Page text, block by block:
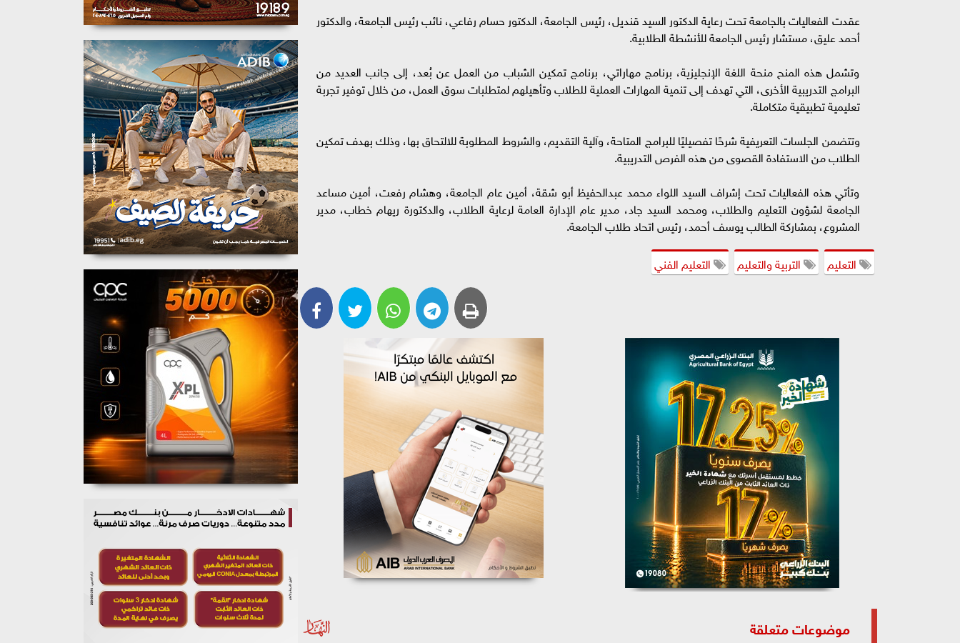
عقدت الفعاليات بالجامعة تحت رعاية الدكتور السيد قنديل، رئيس الجامعة، الدكتور حسام رفاعي، نائب رئيس الجامعة، والدكتور
أحمد عليق، مستشار رئيس الجامعة للأنشطة الطلابية.
وتشمل هذه المنح منحة اللغة الإنجليزية، برنامج مهاراتي، برنامج تمكين الشباب من العمل عن بُعد، إلى جانب العديد من
البرامج التدريبية الأخرى، التي تهدف إلى تنمية المهارات العملية للطلاب وتأهيلهم لمتطلبات سوق العمل، من خلال توفير تجربة
تعليمية تطبيقية متكاملة.
وتتضمن الجلسات التعريفية شرحًا تفصيليًا للبرامج المتاحة، وآلية التقديم، والشروط المطلوبة للالتحاق بها، وذلك بهدف تمكين
الطلاب من الاستفادة القصوى من هذه الفرص التدريبية.
وتأتي هذه الفعاليات تحت إشراف السيد اللواء محمد عبدالحفيظ أبو شقة، أمين عام الجامعة، وهشام رفعت، أمين مساعد
الجامعة لشؤون التعليم والطلاب، ومحمد السيد جاد، مدير عام الإدارة العامة لرعاية الطلاب، والدكتورة ريهام خطاب، مدير
المشروع، بمشاركة الطالب يوسف أحمد، رئيس اتحاد طلاب الجامعة.
التعليم
التربية والتعليم التعليم الفني
موضوعات متعلقة